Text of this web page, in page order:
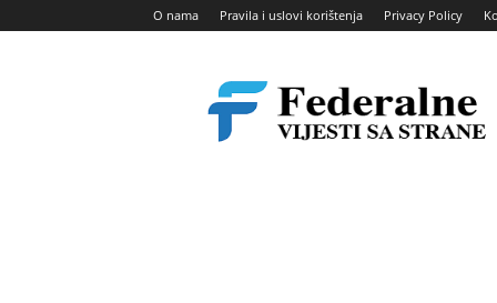
O nama Pravila i uslovi korištenja Privacy Policy
vijesti